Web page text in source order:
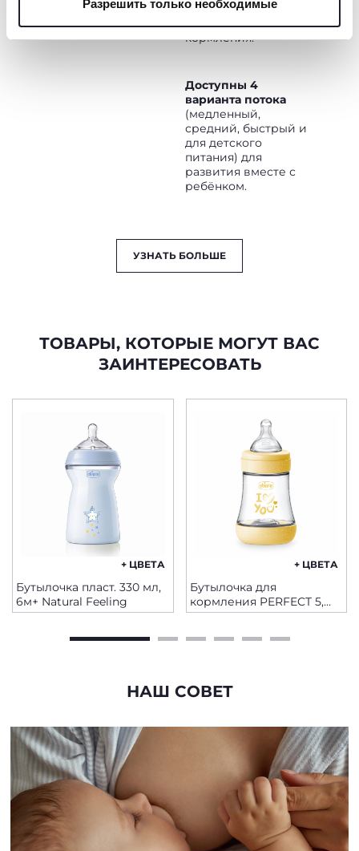
баннер, вы соглашаетесь использовать только
технические файлы cookie, которые необходимы для
Политика использования файлов cookie
Разрешить только необходимые
финишем для
приятного
кормления.
Доступны 4
варианта потока
(медленный,
средний, быстрый и
для детского
питания) для
развития вместе с
ребёнком.
УЗНАТЬ БОЛЬШЕ
ТОВАРЫ, КОТОРЫЕ МОГУТ ВАС
ЗАИНТЕРЕСОВАТЬ
+ ЦВЕТА
Бутылочка пласт. 330 мл,
6м+ Natural Feeling
+ ЦВЕТА
Бутылочка для
кормления PERFECT 5,
150 мл - МЕДЛЕННЫЙ
НАШ СОВЕТ